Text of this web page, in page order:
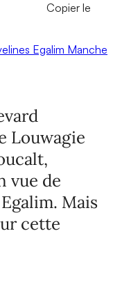
Copier le
Egalim Manche
Louwagie
vue de
Mais
cette